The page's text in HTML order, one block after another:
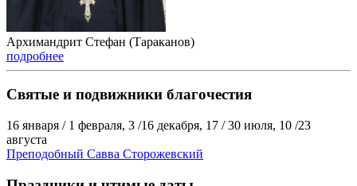
Архимандрит Стефан (Тараканов)
подробнее
Святые и подвижники благочестия
16 января / 1 февраля, 3 /16 декабря, 17 / 30 июля, 10 /23
августа
Преподобный Савва Сторожевский